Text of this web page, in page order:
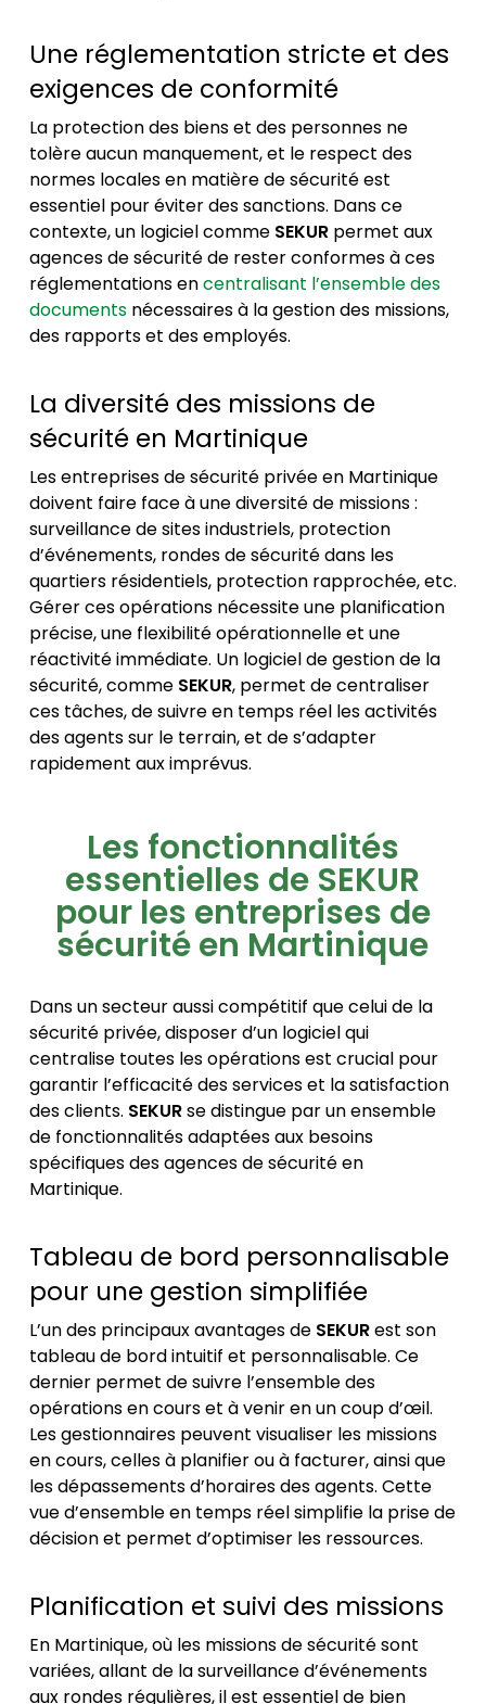
Une réglementation stricte et des
exigences de conformité
La protection des biens et des personnes ne
tolère aucun manquement, et le respect des
normes locales en matière de sécurité est
essentiel pour éviter des sanctions. Dans ce
contexte, un logiciel comme SEKURpermet aux
agences de sécurité de rester conformes à ces
réglementations encentralisant l’ensemble des
documentsnécessaires à la gestion des missions,
des rapports et des employés.
La diversité des missions de
sécurité en Martinique
Les entreprises de sécurité privée en Martinique
doivent faire face à une diversité de missions :
surveillance de sites industriels, protection
d’événements, rondes de sécurité dans les
quartiers résidentiels, protection rapprochée, etc.
Gérer ces opérations nécessite une planification
précise, une flexibilité opérationnelle et une
réactivité immédiate. Un logiciel de gestion de la
sécurité, comme SEKUR, permet de centraliser
ces tâches, de suivre en temps réel les activités
des agents sur le terrain, et de s’adapter
rapidement aux imprévus.
Les fonctionnalités
essentielles de SEKUR
pour les entreprises de
sécurité en Martinique
Dans un secteur aussi compétitif que celui de la
sécurité privée, disposer d’un logiciel qui
centralise toutes les opérations est crucial pour
garantir l’efficacité des services et la satisfaction
des clients. SEKURse distingue par un ensemble
de fonctionnalités adaptées aux besoins
spécifiques des agences de sécurité en
Martinique.
Tableau de bord personnalisable
pour une gestion simplifiée
L’un des principaux avantages de SEKURest son
tableau de bord intuitif et personnalisable. Ce
dernier permet de suivre l’ensemble des
opérations en cours et à venir en un coup d’œil.
Les gestionnaires peuvent visualiser les missions
en cours, celles à planifier ou à facturer, ainsi que
les dépassements d’horaires des agents. Cette
vue d’ensemble en temps réel simplifie la prise de
décision et permet d’optimiser les ressources.
Planification et suivi des missions
En Martinique, où les missions de sécurité sont
variées, allant de la surveillance d’événements
aux rondes régulières, il est essentiel de bien